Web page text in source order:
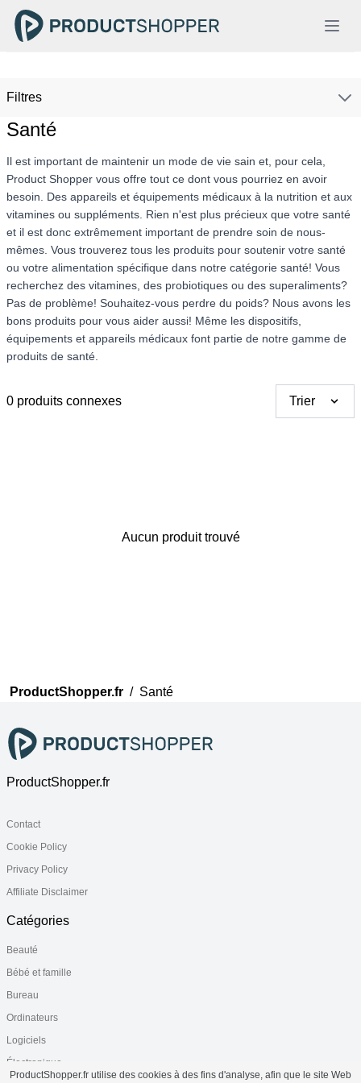
Filtres
Santé
Il est important de maintenir un mode de vie sain et, pour cela,
Product Shopper vous offre tout ce dont vous pourriez en avoir
besoin. Des appareils et équipements médicaux à la nutrition et aux
vitamines ou suppléments. Rien n'est plus précieux que votre santé
et il est donc extrêmement important de prendre soin de nous-
mêmes. Vous trouverez tous les produits pour soutenir votre santé
ou votre alimentation spécifique dans notre catégorie santé! Vous
recherchez des vitamines, des probiotiques ou des superaliments?
Pas de problème! Souhaitez-vous perdre du poids? Nous avons les
bons produits pour vous aider aussi! Même les dispositifs,
équipements et appareils médicaux font partie de notre gamme de
produits de santé.
0 produits connexes Trier
Aucun produit trouvé
Merci pour votre avis
ProductShopper.fr / Santé
ProductShopper.fr
Contact
Cookie Policy
Privacy Policy
Affiliate Disclaimer
Catégories
Beauté
Bébé et famille
Bureau
Ordinateurs
Logiciels
Électronique
ProductShopper.fr utilise des cookies à des fins d'analyse, afin que le site Web